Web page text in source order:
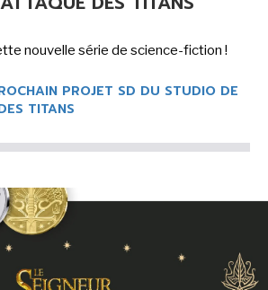
nouvelle série de science-fiction !
PROJET SD DU STUDIO DE
TITANS